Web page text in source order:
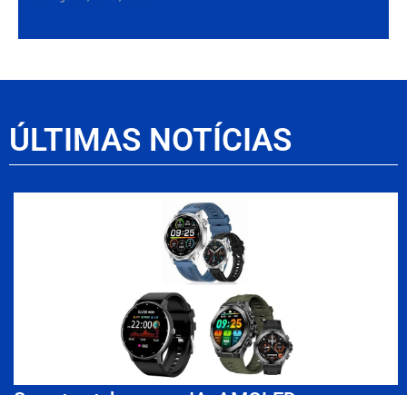
ÚLTIMAS NOTÍCIAS